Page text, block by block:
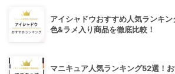
アイシャドウおすすめ人気ランキ
色&ラメ入り商品を徹底比較！
マニキュア人気ランキング52選！